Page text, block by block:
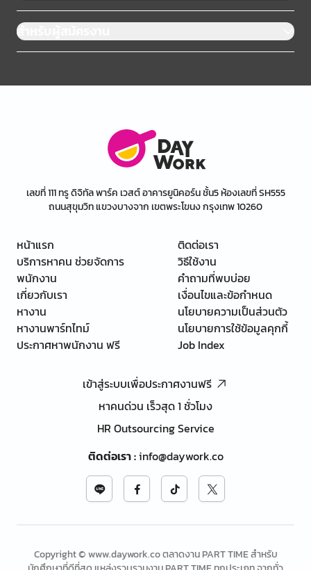
สำหรับผู้สมัครงาน
เลขที่ 111 ทรู ดิจิทัล พาร์ค เวสต์ อาคารยูนิคอร์น ชั้น5 ห้องเลขที่ SH555
ถนนสุขุมวิท แขวงบางจาก เขตพระโขนง กรุงเทพ 10260
หน้าแรก
บริการหาคน ช่วยจัดการ
พนักงาน
เกี่ยวกับเรา
หางาน
หางานพาร์ทไทม์
ประกาศหาพนักงาน ฟรี
ติดต่อเรา
วิธีใช้งาน
คำถามที่พบบ่อย
เงื่อนไขและข้อกำหนด
นโยบายความเป็นส่วนตัว
นโยบายการใช้ข้อมูลคุกกี้
Job Index
เข้าสู่ระบบเพื่อประกาศงานฟรี
หาคนด่วน เร็วสุด 1 ชั่วโมง
HR Outsourcing Service
ติดต่อเรา:info@daywork.co
Copyright © www.daywork.co ตลาดงาน PART TIME สำหรับ